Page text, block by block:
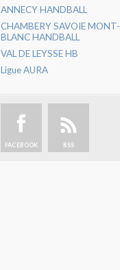
ANNECY HANDBALL
CHAMBERY SAVOIE MONT-
BLANC HANDBALL
VAL DE LEYSSE HB
Ligue AURA
FACEBOOK RSS